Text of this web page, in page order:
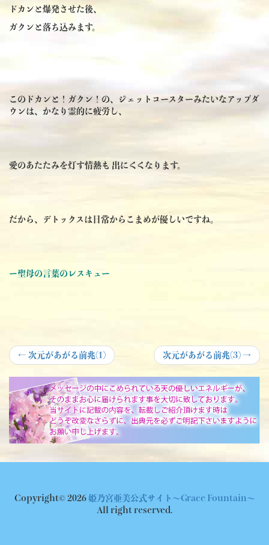
ドカンと爆発させた後、
ガクンと落ち込みます。
このドカンと！ガクン！の、ジェットコースターみたいなアップダ
ウンは、かなり霊的に疲労し、
愛のあたたみを灯す情熱も 出にくくなります。
だから、デトックスは日常からこまめが優しいですね。
ー聖母の言葉のレスキュー
投
稿
ナ
ビ
ゲ
ョ
← Previous
post:
次元があがる前兆(1)
Next
post:
次元があがる前兆(3) →
Copyright© 2026 姫乃宮亜美公式サイト～Grace Fountain～
All right reserved.